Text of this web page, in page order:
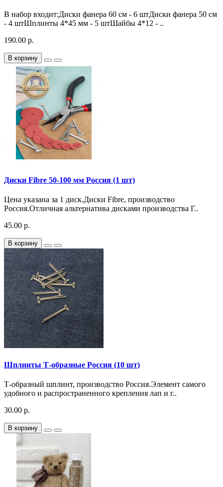
В набор входит:Диски фанера 60 см - 6 штДиски фанера 50 см
- 4 штШплинты 4*45 мм - 5 штШайбы 4*12 - ..
190.00 р.
В корзину
Диски Fibre 50-100 мм Россия (1 шт)
Цена указана за 1 диск.Диски Fibre, производство
Россия.Отличная альтернатива дисками производства Г..
45.00 р.
В корзину
Шплинты Т-образные Россия (10 шт)
Т-образный шплинт, производство Россия.Элемент самого
удобного и распространенного крепления лап и г..
30.00 р.
В корзину